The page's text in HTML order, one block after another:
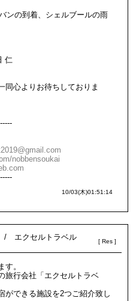
ンの到着、シェルブールの雨
仁
同心よりお待ちしておりま
nobbensoukai
10/03(木)01:51:14
/ エクセルトラベル
す。
旅行会社「エクセルトラベ
ができる施設を2つご紹介致し